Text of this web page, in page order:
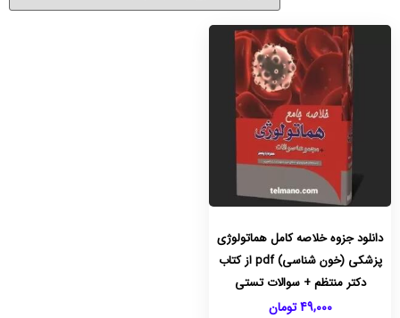
دانلود جزوه خلاصه کامل هماتولوژی
پزشکی (خون شناسی) pdf از کتاب
دکتر منتظم + سوالات تستی
49,000 تومان